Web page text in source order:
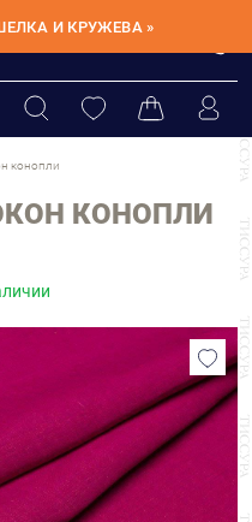
И КРУЖЕВА »
конопли
КОНОПЛИ